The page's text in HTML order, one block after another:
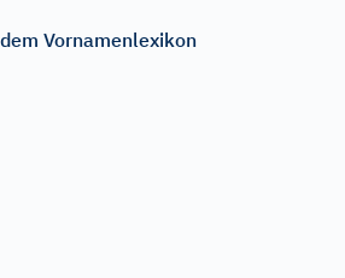
Vornamenlexikon